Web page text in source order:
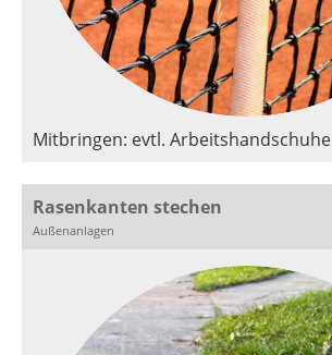
Mitbringen: evtl. Arbeitshandschuhe
Rasenkanten stechen
Außenanlagen